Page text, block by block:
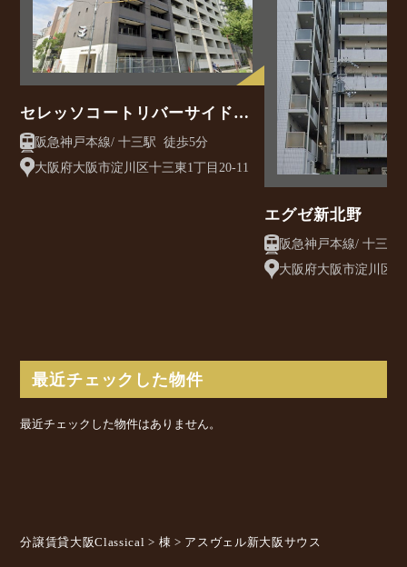
セレッソコートリバーサイド大
阪
阪急神戸本線/ 十三駅 徒歩5分
大阪府大阪市淀川区十三東1丁目20-11
エグゼ新北野
大阪府大阪市淀川区
最近チェックした物件
最近チェックした物件はありません。
分譲賃貸大阪Classical > 棟 > アスヴェル新大阪サウス